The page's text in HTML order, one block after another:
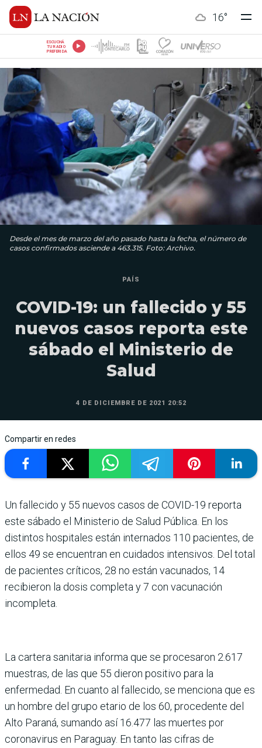
16°
ESCUCHÁ
TU RADIO
PREFERIDA
Desde el mes de marzo del año pasado hasta la fecha, el número de
casos confirmados asciende a 463.315. Foto: Archivo.
PAÍS
COVID-19: un fallecido y 55
nuevos casos reporta este
sábado el Ministerio de
Salud
4 DE DICIEMBRE DE 2021 20:52
Compartir en redes
Un fallecido y 55 nuevos casos de COVID-19 reporta
este sábado el Ministerio de Salud Pública. En los
distintos hospitales están internados 110 pacientes, de
ellos 49 se encuentran en cuidados intensivos. Del total
de pacientes críticos, 28 no están vacunados, 14
recibieron la dosis completa y 7 con vacunación
incompleta.
La cartera sanitaria informa que se procesaron 2.617
muestras, de las que 55 dieron positivo para la
enfermedad. En cuanto al fallecido, se menciona que es
un hombre del grupo etario de los 60, procedente del
Alto Paraná, sumando así 16.477 las muertes por
coronavirus en Paraguay. En tanto las cifras de